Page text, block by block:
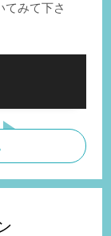
てみて下さ